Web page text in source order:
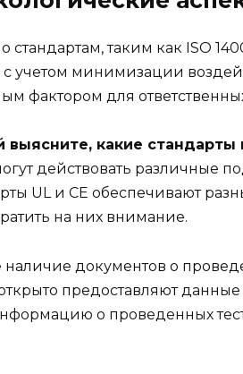
таким как ISO
с учетом минимизации
фактором для
выясните, какие
действовать различные
UL и CE обеспечивают
на них внимание.
наличие документов о
предоставляют
о проведенных